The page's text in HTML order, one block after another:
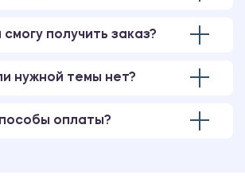
получить заказ?
нужной темы нет?
оплаты?